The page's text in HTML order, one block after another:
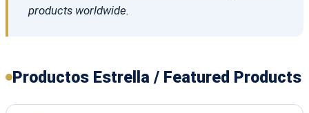
products worldwide.
Productos Estrella / Featured Products